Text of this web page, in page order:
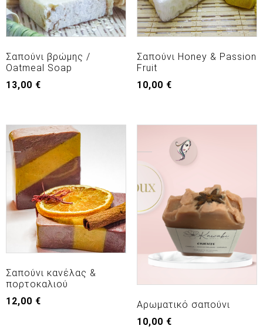
Σαπούνι βρώμης /
Oatmeal Soap
13,00 €
Σαπούνι Honey & Passion
Fruit
10,00 €
Σαπούνι κανέλας &
πορτοκαλιού
12,00 €
Αρωματικό σαπούνι
10,00 €